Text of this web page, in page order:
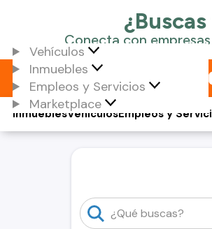
Vehículos
Inmuebles
Empleos y Servicios
Marketplace
Vehículos
Inmuebles Empleos y